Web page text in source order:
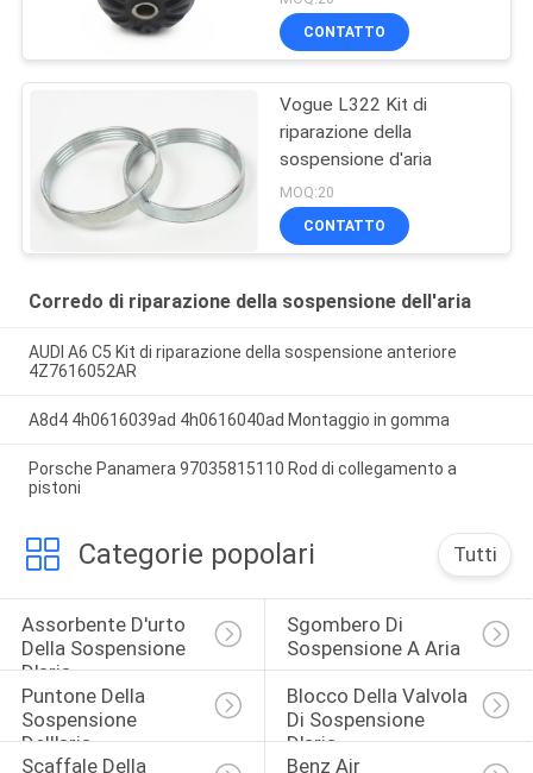
CONTATTO
Vogue L322 Kit di
riparazione della
sospensione d'aria
MOQ:20
CONTATTO
Corredo di riparazione della sospensione dell'aria
AUDI A6 C5 Kit di riparazione della sospensione anteriore
4Z7616052AR
A8d4 4h0616039ad 4h0616040ad Montaggio in gomma
Porsche Panamera 97035815110 Rod di collegamento a
pistoni
Categorie popolari Tutti
Assorbente D'urto
Della Sospensione
D'aria
Sgombero Di
Sospensione A Aria
Puntone Della
Sospensione
Dell'aria
Blocco Della Valvola
Di Sospensione
D'aria
Scaffale Della
Benz Air